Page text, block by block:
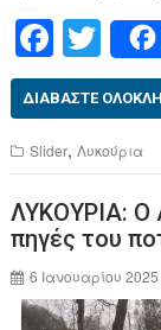
F
a
c
e
b
o
o
k
T
wi
tt
er
ΔΙΑΒΆΣΤΕ
Slider,Λυκούρια
ΛΥΚΟΥΡΙΑ: Ο
πηγές του
6 Ιανουαρίου 2025